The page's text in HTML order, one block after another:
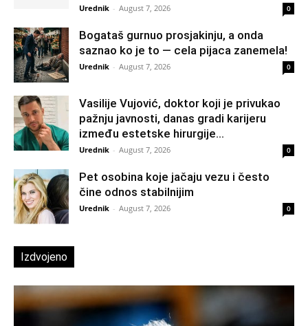
Urednik - August 7, 2026 0
Bogataš gurnuo prosjakinju, a onda
saznao ko je to — cela pijaca zanemela!
Urednik - August 7, 2026 0
Vasilije Vujović, doktor koji je privukao
pažnju javnosti, danas gradi karijeru
između estetske hirurgije...
Urednik - August 7, 2026 0
Pet osobina koje jačaju vezu i često
čine odnos stabilnijim
Urednik - August 7, 2026 0
Izdvojeno